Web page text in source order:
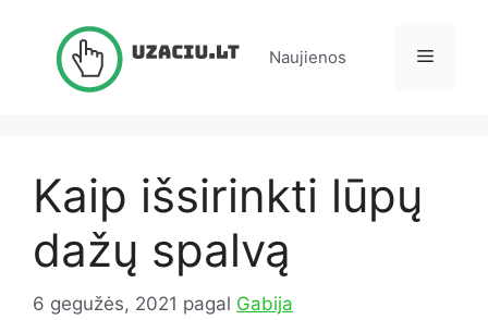
Naujienos Meniu
Kaip išsirinkti lūpų
dažų spalvą
6 gegužės, 2021 pagal Gabija